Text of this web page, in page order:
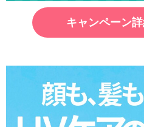
キャンペーン